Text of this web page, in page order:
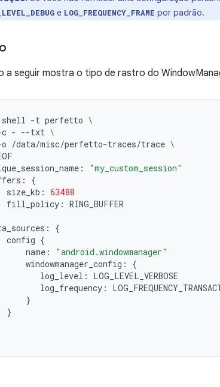
e LOG_FREQUENCY_FRAME por padrão.
a seguir mostra o tipo de rastro do
shell -t perfetto \
- --txt \
/data/misc/perfetto-traces/trace \
"my_custom_session"
{
size_kb: 63488
fill_policy:
{
config {
name:
"android.windowmanager"
windowmanager_config:
{
log_level:
log_frequency:
}
}